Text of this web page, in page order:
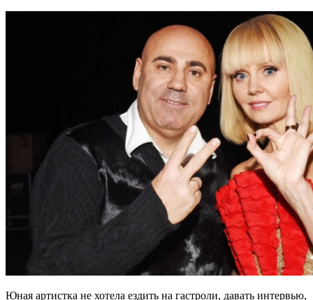
Юная артистка не хотела ездить на гастроли, давать интервью,